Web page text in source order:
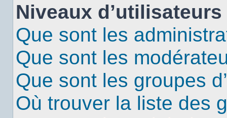
Niveaux
Que sont les
Que sont les
Que sont les groupes
Où trouver la liste des